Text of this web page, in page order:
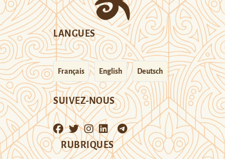
LANGUES
Français English Deutsch
SUIVEZ-NOUS
RUBRIQUES